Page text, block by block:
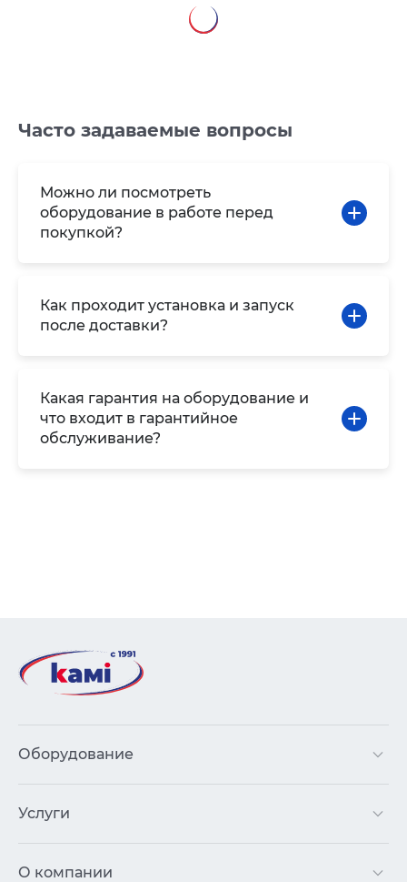
Часто задаваемые вопросы
Можно ли посмотреть
оборудование в работе перед
покупкой?
Как проходит установка и запуск
после доставки?
Какая гарантия на оборудование и
что входит в гарантийное
обслуживание?
Оборудование
Услуги
О компании